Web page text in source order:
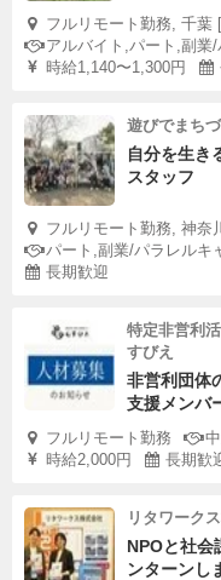
フルリモート勤務, 千葉
アルバイト,パート,副業
時給1,140〜1,300円
遊びでまち
自分を生き
スタッフ
フルリモート勤務, 神奈
パート,副業/パラレルキ
長期歓迎
特定非営利
すびえ
非営利団体
支援メンバ
フルリモート勤務
時給2,000円
長期歓
リタワーク
NPOと社会
ンターンし